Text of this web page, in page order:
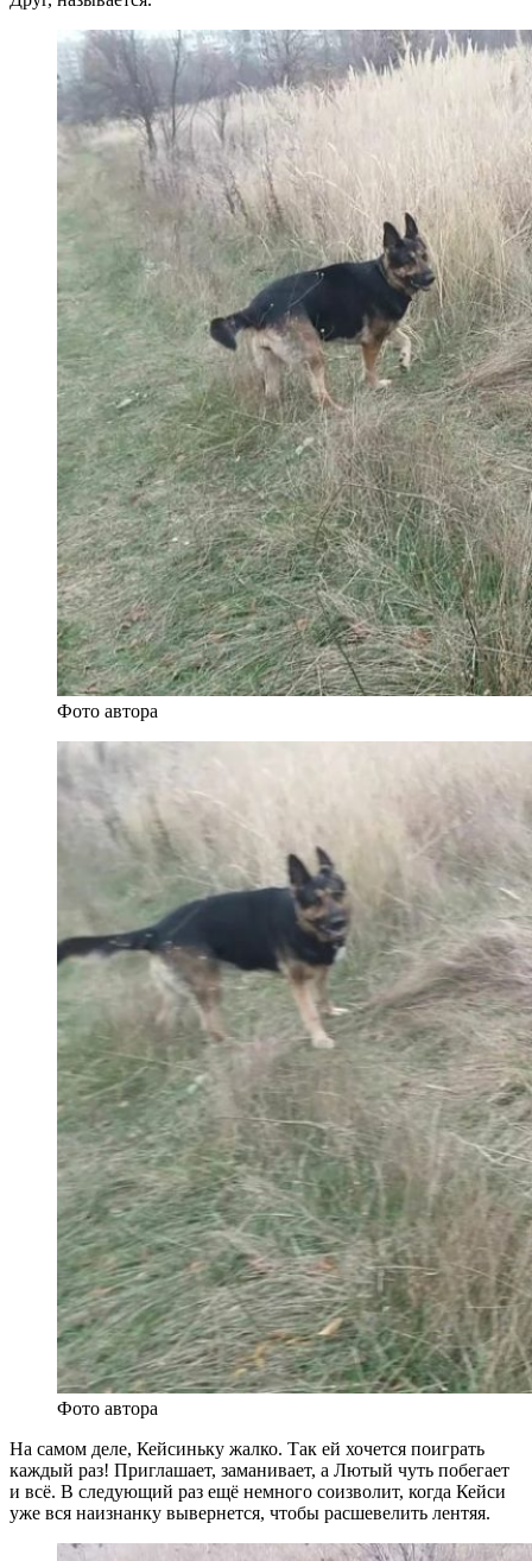
Фото автора
Фото автора
На самом деле, Кейсиньку жалко. Так ей хочется поиграть
каждый раз! Приглашает, заманивает, а Лютый чуть побегает
и всё. В следующий раз ещё немного соизволит, когда Кейси
уже вся наизнанку вывернется, чтобы расшевелить лентяя.